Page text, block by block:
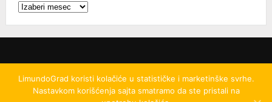
Vremeplov
LimundoGrad d.o.o. Ovo delo je
LimundoGrad koristi kolačiće u statističke i marketinške svrhe.
Nastavkom korišćenja sajta smatramo da ste pristali na